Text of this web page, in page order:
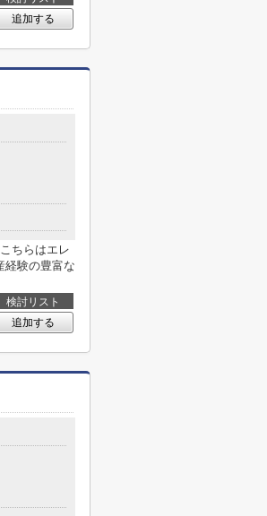
追加する
ちらはエレ
経験の豊富な
検討リスト
追加する